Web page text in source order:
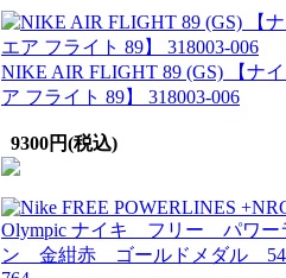
NIKE AIR FLIGHT 89 (GS) 【ナ
ア フライト 89】 318003-006
9300円(税込)